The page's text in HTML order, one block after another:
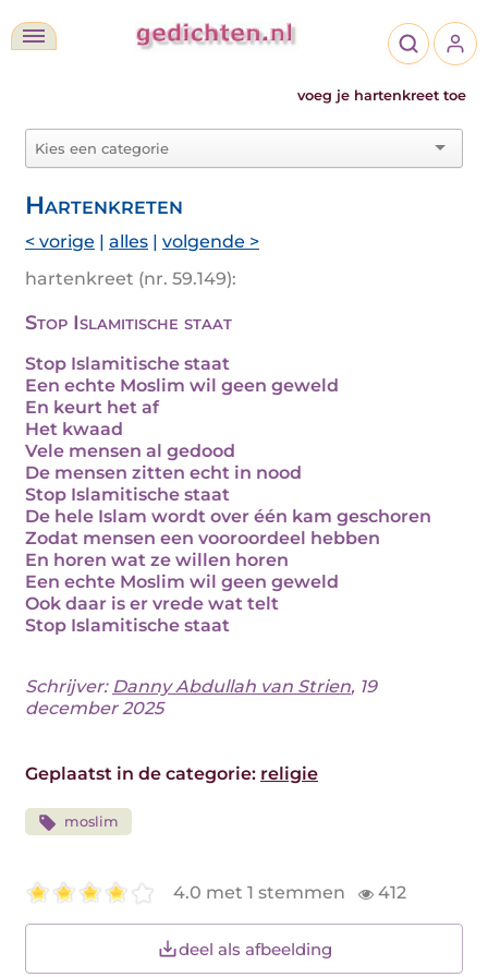
voeg je hartenkreet toe
Hartenkreten
< vorige | alles | volgende >
hartenkreet (nr. 59.149):
Stop Islamitische staat
Stop Islamitische staat
Een echte Moslim wil geen geweld
En keurt het af
Het kwaad
Vele mensen al gedood
De mensen zitten echt in nood
Stop Islamitische staat
De hele Islam wordt over één kam geschoren
Zodat mensen een vooroordeel hebben
En horen wat ze willen horen
Een echte Moslim wil geen geweld
Ook daar is er vrede wat telt
Stop Islamitische staat
Schrijver: Danny Abdullah van Strien, 19
december 2025
Geplaatst in de categorie: religie
moslim
4.0 met 1 stemmen 412
deel als afbeelding